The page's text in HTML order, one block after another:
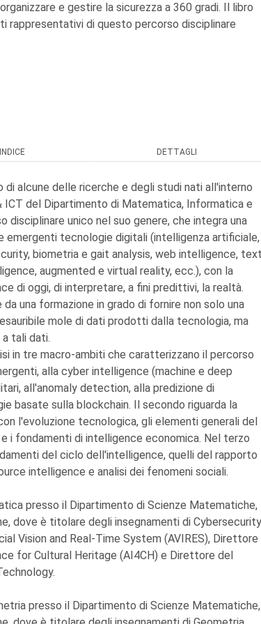
e gestire la sicurezza a 360 gradi. Il libro
rappresentativi di questo percorso disciplinare
INDICE DETTAGLI
alcune delle ricerche e degli studi nati all'interno
del Dipartimento di Matematica, Informatica e
disciplinare unico nel suo genere, che integra una
emergenti tecnologie digitali (intelligenza artificiale,
biometria e gait analysis, web intelligence, text
augmented e virtual reality, ecc.), con la
di oggi, di interpretare, a fini predittivi, la realtà.
una formazione in grado di fornire non solo una
mole di dati prodotti dalla tecnologia, ma
tali dati.
in tre macro-ambiti che caratterizzano il percorso
alla cyber intelligence (machine e deep
all'anomaly detection, alla predizione di
basate sulla blockchain. Il secondo riguarda la
l'evoluzione tecnologica, gli elementi generali del
i fondamenti di intelligence economica. Nel terzo
del ciclo dell'intelligence, quelli del rapporto
intelligence e analisi dei fenomeni sociali.
presso il Dipartimento di Scienze Matematiche,
dove è titolare degli insegnamenti di Cybersecurity
Vision and Real-Time System (AVIRES), Direttore
for Cultural Heritage (AI4CH) e Direttore del
presso il Dipartimento di Scienze Matematiche,